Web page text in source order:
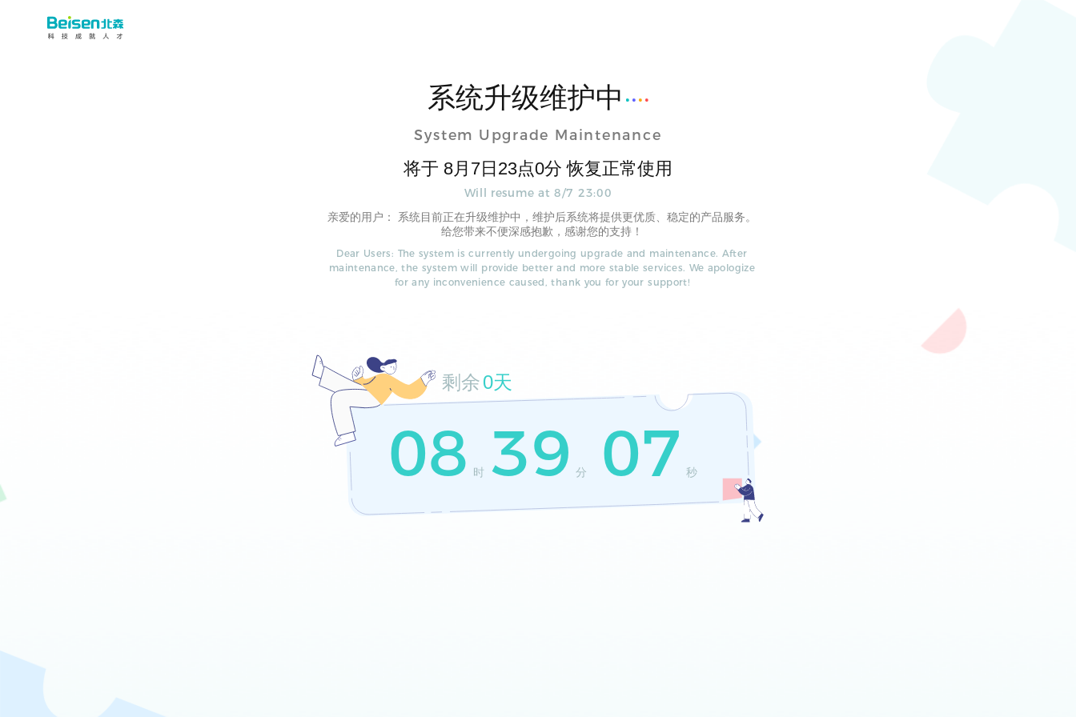
系统升级维护中
System Upgrade Maintenance
将于 8月 7日 23点0分 恢复正常使用
Will resume at8/7 23:00
亲爱的用户： 系统目前正在升级维护中，维护后系统将提供更优质、稳定的产品服务。
给您带来不便深感抱歉，感谢您的支持！
Dear Users: The system is currently undergoing upgrade and maintenance. After
maintenance, the system will provide better and more stable services. We apologize
for any inconvenience caused, thank you for your support!
剩余0天
08 时 39 分 07 秒